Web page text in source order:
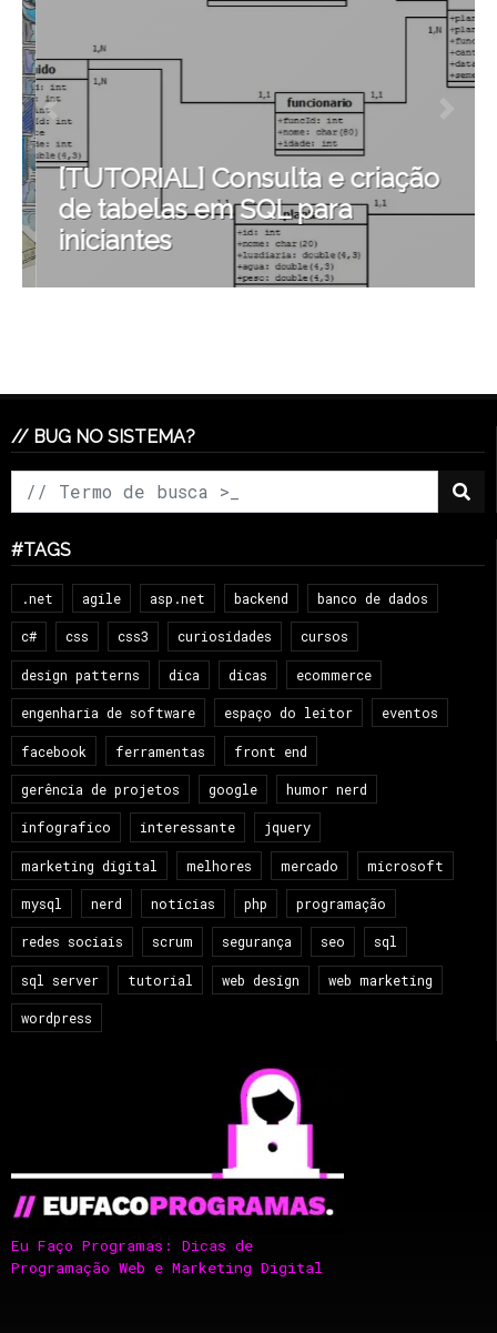
[TUTORIAL] Consulta e criação
de tabelas em SQL para
iniciantes
// BUG NO SISTEMA?
#TAGS
.net agile asp.net backend banco de dados
c# css css3 curiosidades cursos
design patterns dica dicas ecommerce
engenharia de software espaço do leitor eventos
facebook ferramentas front end
gerência de projetos google humor nerd
infografico interessante jquery
marketing digital melhores mercado microsoft
mysql nerd notícias php programação
redes sociais scrum segurança seo sql
sql server tutorial web design web marketing
wordpress
Eu Faço Programas: Dicas de
Programação Web e Marketing Digital